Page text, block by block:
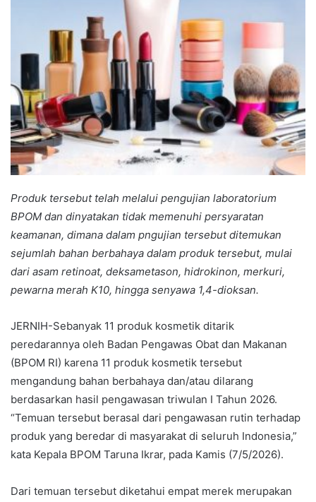
Produk tersebut telah melalui pengujian laboratorium
BPOM dan dinyatakan tidak memenuhi persyaratan
keamanan, dimana dalam pngujian tersebut ditemukan
sejumlah bahan berbahaya dalam produk tersebut, mulai
dari asam retinoat, deksametason, hidrokinon, merkuri,
pewarna merah K10, hingga senyawa 1,4-dioksan.
JERNIH-Sebanyak 11 produk kosmetik ditarik
peredarannya oleh Badan Pengawas Obat dan Makanan
(BPOM RI) karena 11 produk kosmetik tersebut
mengandung bahan berbahaya dan/atau dilarang
berdasarkan hasil pengawasan triwulan I Tahun 2026.
“Temuan tersebut berasal dari pengawasan rutin terhadap
produk yang beredar di masyarakat di seluruh Indonesia,”
kata Kepala BPOM Taruna Ikrar, pada Kamis (7/5/2026).
Dari temuan tersebut diketahui empat merek merupakan